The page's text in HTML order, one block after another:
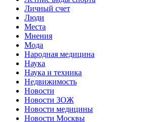
Личный счет
Люди
Места
Мнения
Мода
Народная медицина
Наука
Наука и техника
Недвижимость
Новости
Новости ЗОЖ
Новости медицины
Новости Москвы